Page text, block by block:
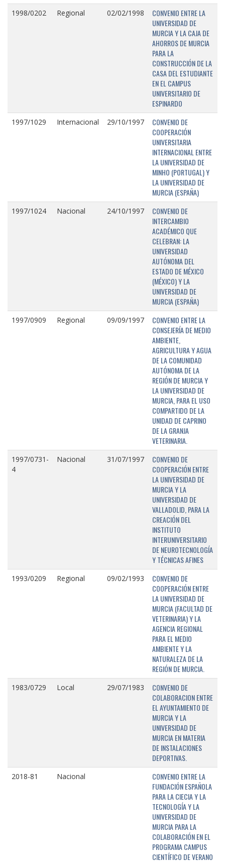
1998/0202 Regional 02/02/1998
CONVENIO ENTRE LA
UNIVERSIDAD DE
MURCIA Y LA CAJA DE
AHORROS DE MURCIA
PARA LA
CONSTRUCCIÓN DE LA
CASA DEL ESTUDIANTE
EN EL CAMPUS
UNIVERSITARIO DE
ESPINARDO
1997/1029 Internacional 29/10/1997
CONVENIO DE
COOPERACIÓN
UNIVERSITARIA
INTERNACIONAL ENTRE
LA UNIVERSIDAD DE
MINHO (PORTUGAL) Y
LA UNIVERSIDAD DE
MURCIA (ESPAÑA)
1997/1024 Nacional 24/10/1997
CONVENIO DE
INTERCAMBIO
ACADÉMICO QUE
CELEBRAN: LA
UNIVERSIDAD
AUTÓNOMA DEL
ESTADO DE MÉXICO
(MÉXICO) Y LA
UNIVERSIDAD DE
MURCIA (ESPAÑA)
1997/0909 Regional 09/09/1997
CONVENIO ENTRE LA
CONSEJERÍA DE MEDIO
AMBIENTE,
AGRICULTURA Y AGUA
DE LA COMUNIDAD
AUTÓNOMA DE LA
REGIÓN DE MURCIA Y
LA UNIVERSIDAD DE
MURCIA, PARA EL USO
COMPARTIDO DE LA
UNIDAD DE CAPRINO
DE LA GRANJA
VETERINARIA.
1997/0731-
4
Nacional 31/07/1997
CONVENIO DE
COOPERACIÓN ENTRE
LA UNIVERSIDAD DE
MURCIA Y LA
UNIVERSIDAD DE
VALLADOLID, PARA LA
CREACIÓN DEL
INSTITUTO
INTERUNIVERSITARIO
DE NEUROTECNOLOGÍA
Y TÉCNICAS AFINES
1993/0209 Regional 09/02/1993
CONVENIO DE
COOPERACIÓN ENTRE
LA UNIVERSIDAD DE
MURCIA (FACULTAD DE
VETERINARIA) Y LA
AGENCIA REGIONAL
PARA EL MEDIO
AMBIENTE Y LA
NATURALEZA DE LA
REGIÓN DE MURCIA.
1983/0729 Local 29/07/1983
CONVENIO DE
COLABORACION ENTRE
EL AYUNTAMIENTO DE
MURCIA Y LA
UNIVERSIDAD DE
MURCIA EN MATERIA
DE INSTALACIONES
DEPORTIVAS.
2018-81 Nacional
CONVENIO ENTRE LA
FUNDACIÓN ESPAÑOLA
PARA LA CIECIA Y LA
TECNOLOGÍA Y LA
UNIVERSIDAD DE
MURCIA PARA LA
COLABORACIÓN EN EL
PROGRAMA CAMPUS
CIENTÍFICO DE VERANO